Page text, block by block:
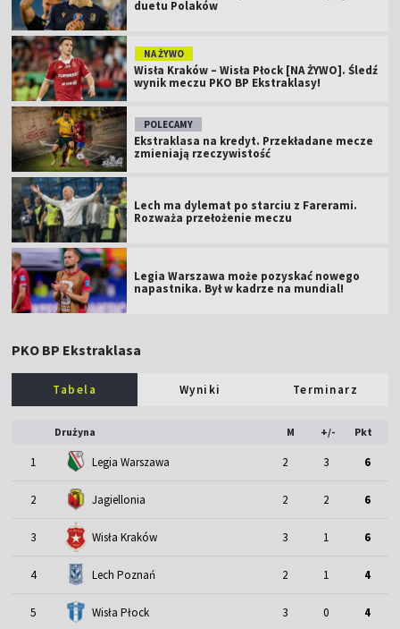
duetu Polaków
NA ŻYWO
Wisła Kraków – Wisła Płock [NA ŻYWO]. Śledź
wynik meczu PKO BP Ekstraklasy!
POLECAMY
Ekstraklasa na kredyt. Przekładane mecze
zmieniają rzeczywistość
Lech ma dylemat po starciu z Farerami.
Rozważa przełożenie meczu
Legia Warszawa może pozyskać nowego
napastnika. Był w kadrze na mundial!
PKO BP Ekstraklasa
Tabela Wyniki Terminarz
Drużyna M +/- Pkt
1 Legia Warszawa 2 3 6
2 Jagiellonia 2 2 6
3 Wisła Kraków 3 1 6
4 Lech Poznań 2 1 4
5 Wisła Płock 3 0 4